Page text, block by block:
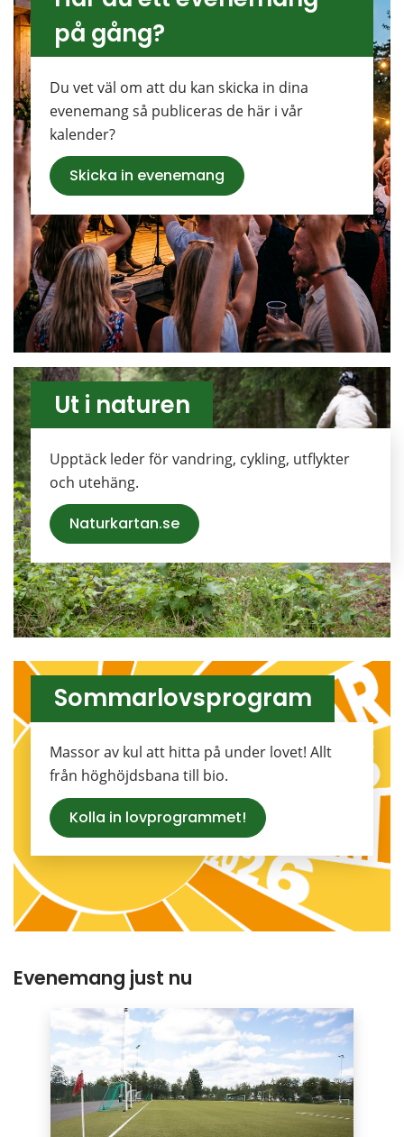
på gång?
Du vet väl om att du kan skicka in dina
evenemang så publiceras de här i vår
kalender?
Skicka in evenemang
Ut i naturen
Upptäck leder för vandring, cykling, utflykter
och utehäng.
Naturkartan.se
Sommarlovsprogram
Massor av kul att hitta på under lovet! Allt
från höghöjdsbana till bio.
Kolla in lovprogrammet!
Evenemang just nu